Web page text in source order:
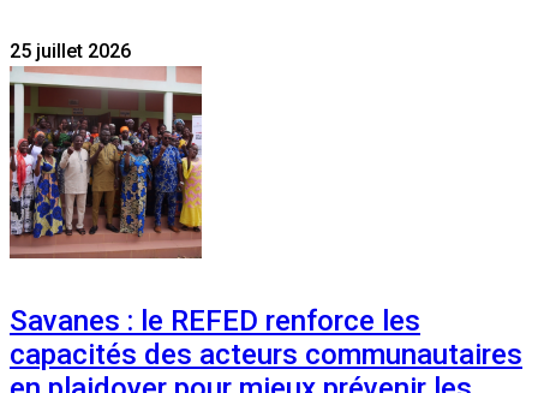
25 juillet 2026
Savanes : le REFED renforce les
capacités des acteurs communautaires